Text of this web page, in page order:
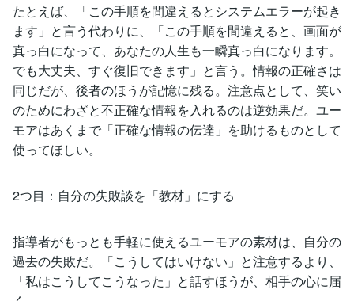
たとえば、「この手順を間違えるとシステムエラーが起き
ます」と言う代わりに、「この手順を間違えると、画面が
真っ白になって、あなたの人生も一瞬真っ白になります。
でも大丈夫、すぐ復旧できます」と言う。情報の正確さは
同じだが、後者のほうが記憶に残る。注意点として、笑い
のためにわざと不正確な情報を入れるのは逆効果だ。ユー
モアはあくまで「正確な情報の伝達」を助けるものとして
使ってほしい。
2つ目：自分の失敗談を「教材」にする
指導者がもっとも手軽に使えるユーモアの素材は、自分の
過去の失敗だ。「こうしてはいけない」と注意するより、
「私はこうしてこうなった」と話すほうが、相手の心に届